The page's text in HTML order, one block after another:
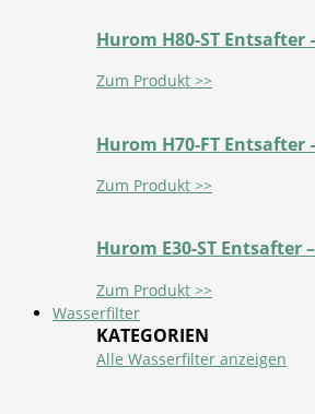
Hurom H80-ST Entsafter
Zum Produkt >>
Hurom H70-FT Entsafter
Zum Produkt >>
Hurom E30-ST Entsafter
Zum Produkt >>
Wasserfilter
KATEGORIEN
Alle Wasserfilter anzeigen